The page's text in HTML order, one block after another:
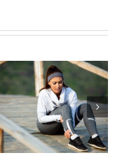
Treniraj pametno: Kako
da izbegneš povrede i
ostaneš u top formi